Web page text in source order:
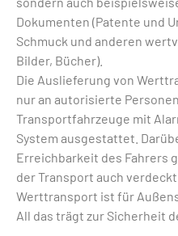
Dokumenten (Patente und
Schmuck und anderen
Bilder, Bücher).
Die Auslieferung von
nur an autorisierte
Transportfahrzeuge mit
System ausgestattet.
Erreichbarkeit des Fahrers
der Transport auch
Werttransport ist für
All das trägt zur Sicherheit